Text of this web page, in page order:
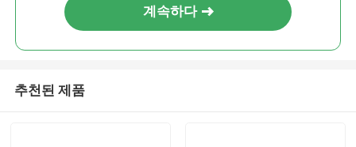
계속하다
추천된 제품